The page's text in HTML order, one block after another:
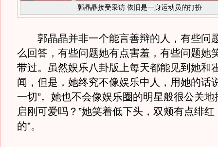
郭晶晶接受采访 依旧是一身运动员的打扮
郭晶晶并非一个能言善辩的人，有些问
么回答，有些问题她有点害羞，有些问题她
带过。虽然娱乐八卦版上每天都能见到她和
闻，但是，她终究不像娱乐中人，用她的话
一切”。她也不会像娱乐圈的明星般很公关
启刚可爱吗？”她笑着低下头，双颊有点绯红
的”。